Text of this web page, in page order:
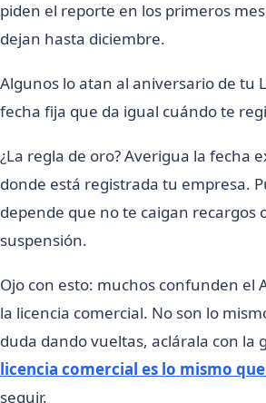
piden el reporte en los primeros
dejan hasta diciembre.
Algunos lo atan al aniversario de tu
fecha fija que da igual cuándo te
¿La regla de oro? Averigua la fecha
donde está registrada tu empresa.
depende que no te caigan recargos
suspensión.
Ojo con esto: muchos confunden el
la licencia comercial. No son lo
duda dando vueltas, aclárala con la
licencia comercial es lo mismo que
seguir.